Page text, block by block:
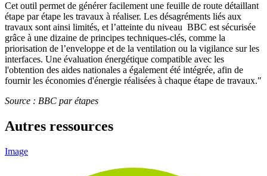
Cet outil permet de générer facilement une feuille de route détaillant
étape par étape les travaux à réaliser. Les désagréments liés aux
travaux sont ainsi limités, et l’atteinte du niveau BBC est sécurisée
grâce à une dizaine de principes techniques-clés, comme la
priorisation de l’enveloppe et de la ventilation ou la vigilance sur les
interfaces. Une évaluation énergétique compatible avec les
l'obtention des aides nationales a également été intégrée, afin de
fournir les économies d'énergie réalisées à chaque étape de travaux."
Source : BBC par étapes
Autres ressources
Image